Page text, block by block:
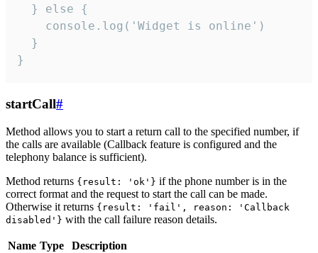
  } else {
    console.log('Widget is online')
  }
}
startCall#
Method allows you to start a return call to the specified number, if
the calls are available (Callback feature is configured and the
telephony balance is sufficient).
Method returns {result: 'ok'} if the phone number is in the
correct format and the request to start the call can be made.
Otherwise it returns {result: 'fail', reason: 'Callback
disabled'} with the call failure reason details.
Name Type
Description